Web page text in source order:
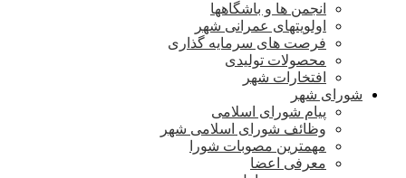
انجمن ها و باشگاهها
اولویتهای عمرانی شهر
فرصت های سرمایه گذاری
محصولات تولیدی
افتخارات شهر
شورای شهر
پیام شورای اسلامی
وظائف شورای اسلامی شهر
مهمترین مصوبات شورا
معرفی اعضا